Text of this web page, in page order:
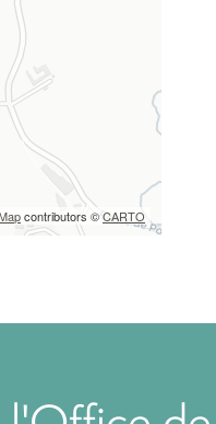
contributors ©CARTO